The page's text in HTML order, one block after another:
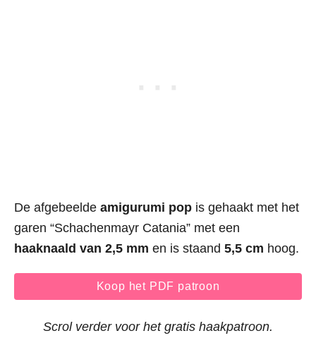
De afgebeelde amigurumi pop is gehaakt met het
garen “Schachenmayr Catania” met een
haaknaald van 2,5 mm en is staand 5,5 cm hoog.
Koop het PDF patroon
Scrol verder voor het gratis haakpatroon.